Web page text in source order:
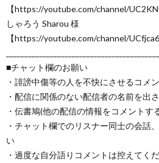
【https://youtube.com/channel/
しゃろう Sharou 様
【https://youtube.com/channel/
■チャット欄のお願い
・誹謗中傷等の人を不快にさせるコメ
・配信に関係のない配信者の名前を出
・伝書鳩(他の配信の情報をコメントす
・チャット欄でのリスナー同士の会話
い
・過度な自分語りコメントは控えてく